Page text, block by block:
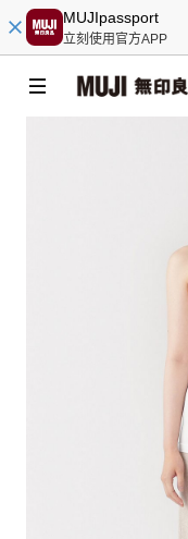
MUJIpassport
立刻使用官方APP